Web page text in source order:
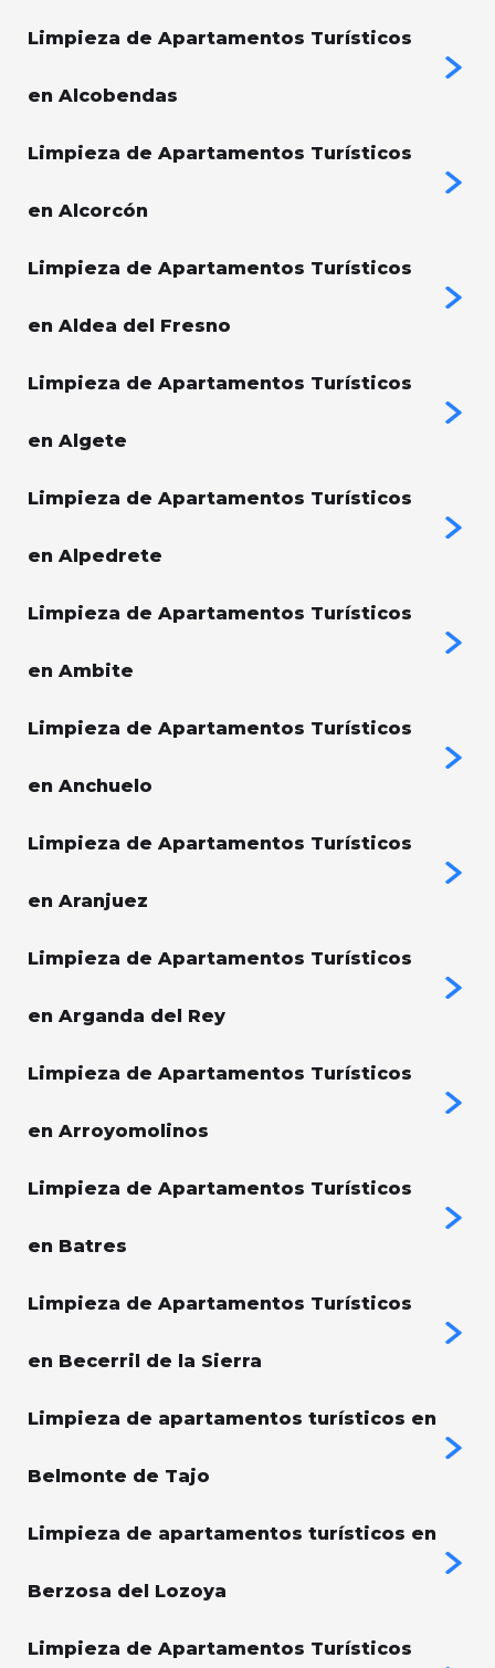
Limpieza de Apartamentos Turísticos
en Alcobendas
Limpieza de Apartamentos Turísticos
en Alcorcón
Limpieza de Apartamentos Turísticos
en Aldea del Fresno
Limpieza de Apartamentos Turísticos
en Algete
Limpieza de Apartamentos Turísticos
en Alpedrete
Limpieza de Apartamentos Turísticos
en Ambite
Limpieza de Apartamentos Turísticos
en Anchuelo
Limpieza de Apartamentos Turísticos
en Aranjuez
Limpieza de Apartamentos Turísticos
en Arganda del Rey
Limpieza de Apartamentos Turísticos
en Arroyomolinos
Limpieza de Apartamentos Turísticos
en Batres
Limpieza de Apartamentos Turísticos
en Becerril de la Sierra
Limpieza de apartamentos turísticos en
Belmonte de Tajo
Limpieza de apartamentos turísticos en
Berzosa del Lozoya
Limpieza de Apartamentos Turísticos